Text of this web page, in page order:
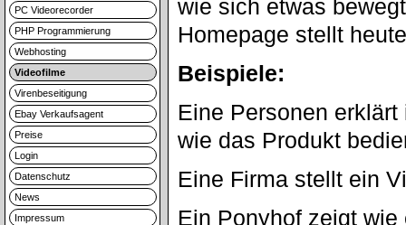
PC Videorecorder
PHP Programmierung
Webhosting
Videofilme
Virenbeseitigung
Ebay Verkaufsagent
Preise
Login
Datenschutz
News
Impressum
wie sich etwas
Homepage stellt
Beispiele:
Eine Personen
wie das Produkt
Eine Firma stellt ein
Ein Ponyhof zeigt